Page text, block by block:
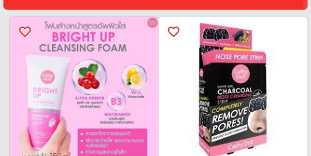
favorite_border
favorite_border